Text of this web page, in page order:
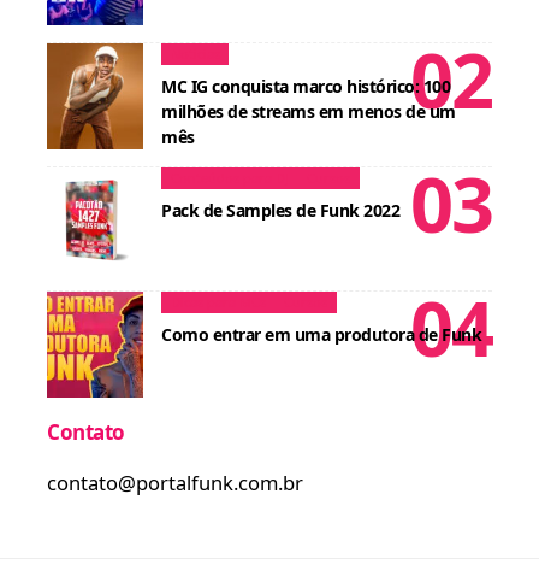
MC IG conquista marco histórico: 100
milhões de streams em menos de um
mês
Pack de Samples de Funk 2022
Como entrar em uma produtora de Funk
Contato
contato@portalfunk.com.br